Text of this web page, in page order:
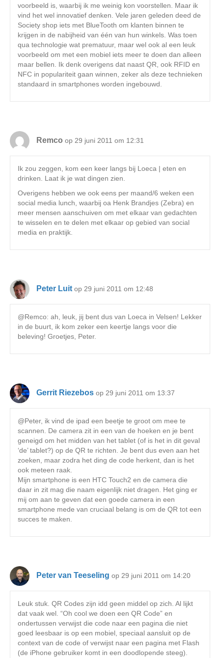
voorbeeld is, waarbij ik me weinig kon voorstellen. Maar ik
vind het wel innovatief denken. Vele jaren geleden deed de
Society shop iets met BlueTooth om klanten binnen te
krijgen in de nabijheid van één van hun winkels. Was toen
qua technologie wat prematuur, maar wel ook al een leuk
voorbeeld om met een mobiel iets meer te doen dan alleen
maar bellen. Ik denk overigens dat naast QR, ook RFID en
NFC in populariteit gaan winnen, zeker als deze technieken
standaard in smartphones worden ingebouwd.
Remco op 29 juni 2011 om 12:31
Ik zou zeggen, kom een keer langs bij Loeca | eten en
drinken. Laat ik je wat dingen zien.
Overigens hebben we ook eens per maand/6 weken een
social media lunch, waarbij oa Henk Brandjes (Zebra) en
meer mensen aanschuiven om met elkaar van gedachten
te wisselen en te delen met elkaar op gebied van social
media en praktijk.
Peter Luit op 29 juni 2011 om 12:48
@Remco: ah, leuk, jij bent dus van Loeca in Velsen! Lekker
in de buurt, ik kom zeker een keertje langs voor die
beleving! Groetjes, Peter.
Gerrit Riezebos op 29 juni 2011 om 13:37
@Peter, ik vind de ipad een beetje te groot om mee te
scannen. De camera zit in een van de hoeken en je bent
geneigd om het midden van het tablet (of is het in dit geval
‘de’ tablet?) op de QR te richten. Je bent dus even aan het
zoeken, maar zodra het ding de code herkent, dan is het
ook meteen raak.
Mijn smartphone is een HTC Touch2 en de camera die
daar in zit mag die naam eigenlijk niet dragen. Het ging er
mij om aan te geven dat een goede camera in een
smartphone mede van cruciaal belang is om de QR tot een
succes te maken.
Peter van Teeseling op 29 juni 2011 om 14:20
Leuk stuk. QR Codes zijn idd geen middel op zich. Al lijkt
dat vaak wel. “Oh cool we doen een QR Code” en
ondertussen verwijst die code naar een pagina die niet
goed leesbaar is op een mobiel, speciaal aansluit op de
context van de code of verwijst naar een pagina met Flash
(de iPhone gebruiker komt in een doodlopende steeg).